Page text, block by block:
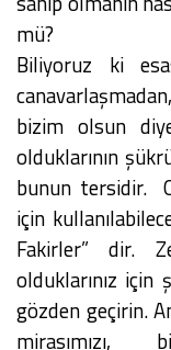
mü?
Biliyoruz ki
bizim olsun
olduklarının
bunun tersidir.
için
Fakirler” dir.
olduklarınız
gözden geçirin.